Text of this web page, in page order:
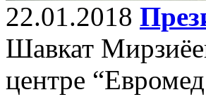
22.01.2018
Шавкат
центре